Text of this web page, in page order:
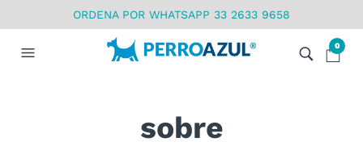
ORDENA POR WHATSAPP 33 2633 9658
0
sobre